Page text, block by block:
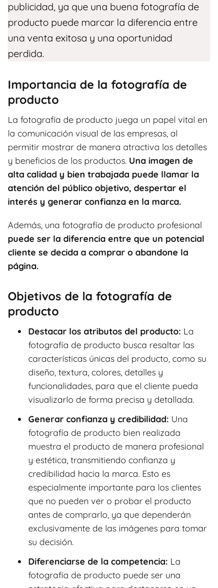
publicidad, ya que una buena fotografía de
producto puede marcar la diferencia entre
una venta exitosa y una oportunidad
perdida.
Importancia de la fotografía de
producto
La fotografía de producto juega un papel vital en
la comunicación visual de las empresas, al
permitir mostrar de manera atractiva los detalles
y beneficios de los productos. Una imagen de
alta calidad y bien trabajada puede llamar la
atención del público objetivo, despertar el
interés y generar confianza en la marca.
Además, una fotografía de producto profesional
puede ser la diferencia entre que un potencial
cliente se decida a comprar o abandone la
página.
Objetivos de la fotografía de
producto
Destacar los atributos del producto: La
fotografía de producto busca resaltar las
características únicas del producto, como su
diseño, textura, colores, detalles y
funcionalidades, para que el cliente pueda
visualizarlo de forma precisa y detallada.
Generar confianza y credibilidad: Una
fotografía de producto bien realizada
muestra el producto de manera profesional
y estética, transmitiendo confianza y
credibilidad hacia la marca. Esto es
especialmente importante para los clientes
que no pueden ver o probar el producto
antes de comprarlo, ya que dependerán
exclusivamente de las imágenes para tomar
su decisión.
Diferenciarse de la competencia: La
fotografía de producto puede ser una